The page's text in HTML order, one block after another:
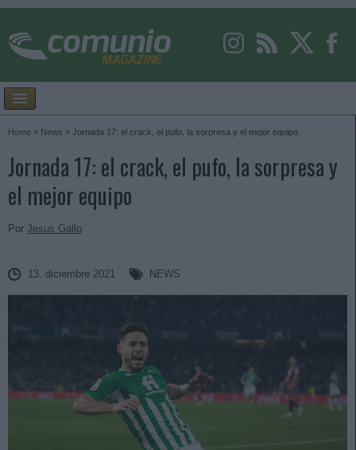
Home » News » Jornada 17: el crack, el pufo, la sorpresa y el mejor equipo
Jornada 17: el crack, el pufo, la sorpresa y
el mejor equipo
Por Jesus Gallo
13. diciembre 2021 NEWS